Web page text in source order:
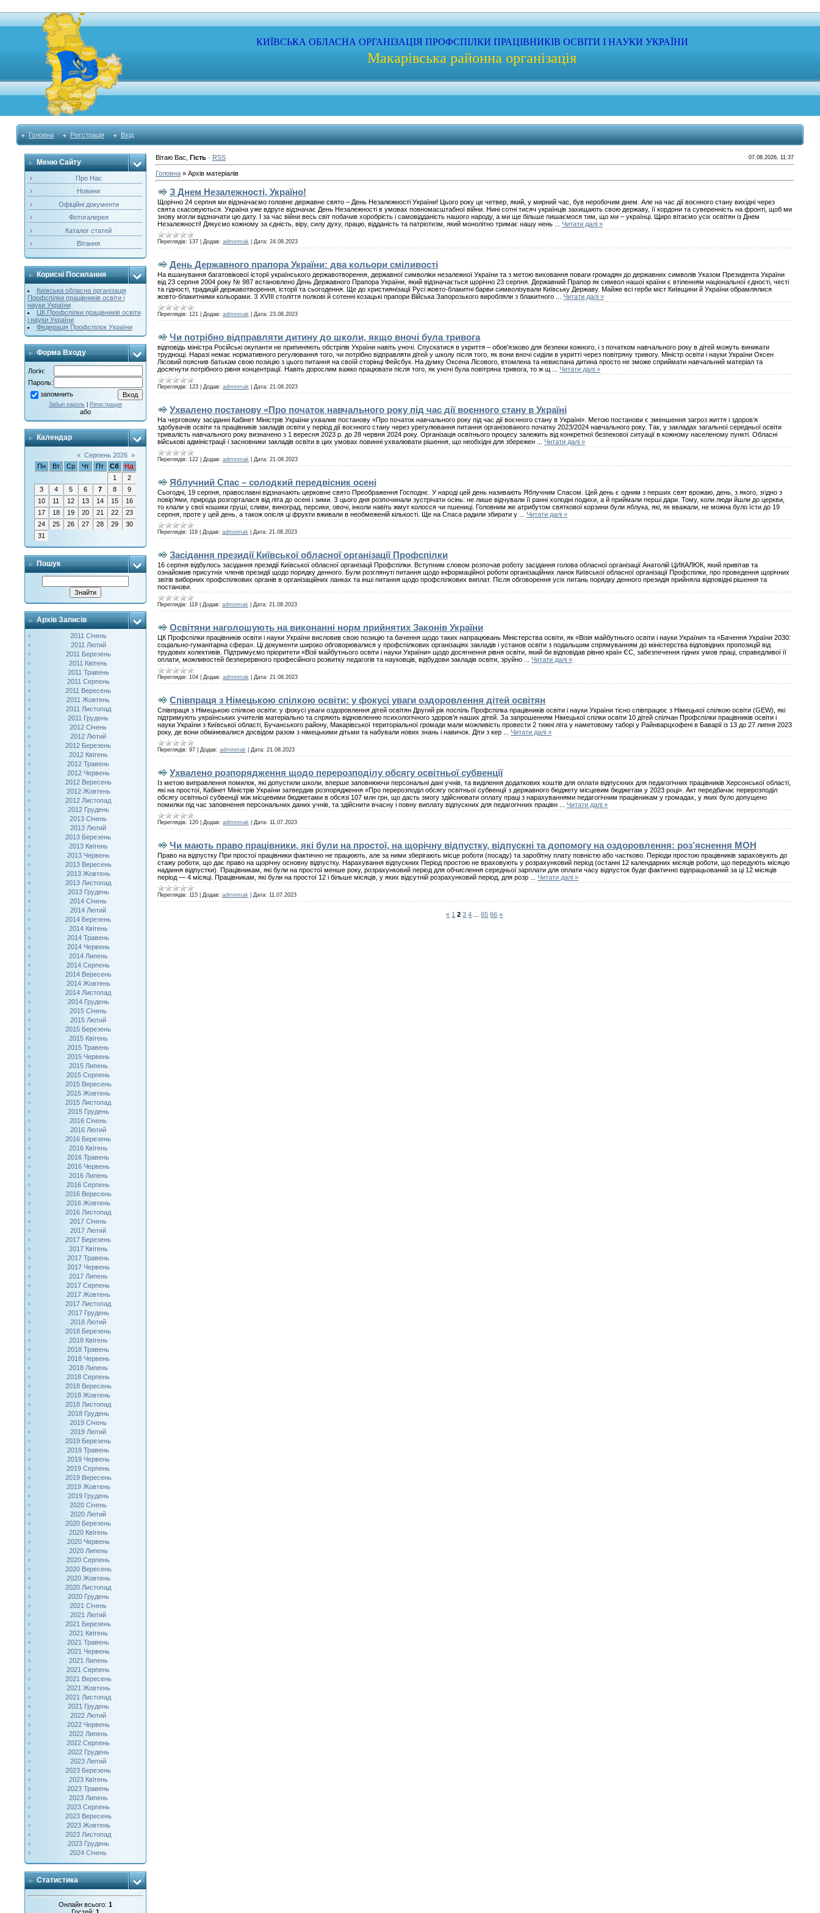
КИЇВСЬКА ОБЛАСНА ОРГАНІЗАЦІЯ ПРОФСПІЛКИ ПРАЦІВНИКІВ ОСВІТИ І НАУКИ УКРАЇНИ
Макарівська районна організація
Головна Реєстрація Вхід
Меню Сайту
Про Нас
Новини
Офіційні документи
Фотогалерея
Каталог статей
Вітання
Корисні Посилання
Київська обласна організація
Профспілки працівників освіти і
науки України
ЦК Профспілки працівників освіти
і науки України
Федерація Профспілок України
Форма Входу
Логін:
Пароль:
запомнить
Забыл пароль| Регистрация
або
Календар
« Серпень 2026 »
Пн
Вт Ср Чт Пт Сб
Нд
1
2
3
4 5 6 7 8
9
10
11 12 13 14 15
16
17
18 19 20 21 22
23
24
25 26 27 28 29
30
31
Пошук
Архів Записів
2011 Січень
2011 Лютий
2011 Березень
2011 Квітень
2011 Травень
2011 Серпень
2011 Вересень
2011 Жовтень
2011 Листопад
2011 Грудень
2012 Січень
2012 Лютий
2012 Березень
2012 Квітень
2012 Травень
2012 Червень
2012 Вересень
2012 Жовтень
2012 Листопад
2012 Грудень
2013 Січень
2013 Лютий
2013 Березень
2013 Квітень
2013 Червень
2013 Вересень
2013 Жовтень
2013 Листопад
2013 Грудень
2014 Січень
2014 Лютий
2014 Березень
2014 Квітень
2014 Травень
2014 Червень
2014 Липень
2014 Серпень
2014 Вересень
2014 Жовтень
2014 Листопад
2014 Грудень
2015 Січень
2015 Лютий
2015 Березень
2015 Квітень
2015 Травень
2015 Червень
2015 Липень
2015 Серпень
2015 Вересень
2015 Жовтень
2015 Листопад
2015 Грудень
2016 Січень
2016 Лютий
2016 Березень
2016 Квітень
2016 Травень
2016 Червень
2016 Липень
2016 Серпень
2016 Вересень
2016 Жовтень
2016 Листопад
2017 Січень
2017 Лютий
2017 Березень
2017 Квітень
2017 Травень
2017 Червень
2017 Липень
2017 Серпень
2017 Жовтень
2017 Листопад
2017 Грудень
2018 Лютий
2018 Березень
2018 Квітень
2018 Травень
2018 Червень
2018 Липень
2018 Серпень
2018 Вересень
2018 Жовтень
2018 Листопад
2018 Грудень
2019 Січень
2019 Лютий
2019 Березень
2019 Травень
2019 Червень
2019 Серпень
2019 Вересень
2019 Жовтень
2019 Грудень
2020 Січень
2020 Лютий
2020 Березень
2020 Квітень
2020 Червень
2020 Липень
2020 Серпень
2020 Вересень
2020 Жовтень
2020 Листопад
2020 Грудень
2021 Січень
2021 Лютий
2021 Березень
2021 Квітень
2021 Травень
2021 Червень
2021 Липень
2021 Серпень
2021 Вересень
2021 Жовтень
2021 Листопад
2021 Грудень
2022 Лютий
2022 Червень
2022 Липень
2022 Серпень
2022 Грудень
2023 Лютий
2023 Березень
2023 Квітень
2023 Травень
2023 Липень
2023 Серпень
2023 Вересень
2023 Жовтень
2023 Листопад
2023 Грудень
2024 Січень
Статистика
Онлайн всього: 1
Вітаю Вас Гість· RSS 07.08.2026, 11:37
Головна» Архів матеріалів
З Днем Незалежності, Україно!
Щорічно 24 серпня ми відзначаємо головне державне свято – День Незалежності України! Цього року це четвер, який, у мирний час, був неробочим днем. Але на час дії воєнного стану вихідні через
свята скасовуються. Україна уже вдруге відзначає День Незалежності в умовах повномасштабної війни. Нині сотні тисяч українців захищають свою державу, її кордони та суверенність на фронті, щоб ми
знову могли відзначати цю дату. І за час війни весь світ побачив хоробрість і самовідданість нашого народу, а ми ще більше пишаємося тим, що ми – українці. Щиро вітаємо усіх освітян із Днем
Незалежності! Дякуємо кожному за єдність, віру, силу духу, працю, відданість та патріотизм, який монолітно тримає нашу нень
Читати далі »
Переглядів: 137 Додав: adminmak Дата: 24.08.2023
День Державного прапора України: два кольори сміливості
На вшанування багатовікової історії українського державотворення, державної символіки незалежної України та з метою виховання поваги громадян до державних символів Указом Президента України
від 23 серпня 2004 року № 987 встановлено День Державного Прапора України, який відзначається щорічно 23 серпня. Державний Прапор як символ нашої країни є втіленням національної єдності, честі
та гідності, традицій державотворення, історії та сьогодення. Ще до християнізації Русі жовто-блакитні барви символізували Київську Державу. Майже всі герби міст Київщини й України обрамлялися
жовто-блакитними кольорами. З XVIII століття полкові й сотенні козацькі прапори Війська Запорозького виробляли з блакитного
Читати далі »
Переглядів: 121 Додав: adminmak Дата: 23.08.2023
Чи потрібно відправляти дитину до школи, якщо вночі була тривога
відповідь міністра Російські окупанти не припиняють обстрілів України навіть уночі. Спускатися в укриття – обов'язково для безпеки кожного, і з початком навчального року в дітей можуть виникати
труднощі. Наразі немає нормативного регулювання того, чи потрібно відправляти дітей у школу після того, як вони вночі сиділи в укритті через повітряну тривогу. Міністр освіти і науки України Оксен
Лісовий пояснив батькам свою позицію з цього питання на своїй сторінці Фейсбук. На думку Оксена Лісового, втомлена та невиспана дитина просто не зможе сприймати навчальний матеріал та
досягнути потрібного рівня концентрації. Навіть дорослим важко працювати після того, як уночі була повітряна тривога, то ж щ
Читати далі »
Переглядів: 123 Додав: adminmak Дата: 21.08.2023
Ухвалено постанову «Про початок навчального року під час дії воєнного стану в Україні
На черговому засіданні Кабінет Міністрів України ухвалив постанову «Про початок навчального року під час дії воєнного стану в Україні». Метою постанови є зменшення загроз життя і здоров’я
здобувачів освіти та працівників закладів освіти у період дії воєнного стану через урегулювання питання організованого початку 2023/2024 навчального року. Так, у закладах загальної середньої освіти
тривалість навчального року визначено з 1 вересня 2023 р. до 28 червня 2024 року. Організація освітнього процесу залежить від конкретної безпекової ситуації в кожному населеному пункті. Обласні
військові адміністрації і засновники закладів освіти в цих умовах повинні ухвалювати рішення, що необхідні для збережен
Читати далі »
Переглядів: 122 Додав: adminmak Дата: 21.08.2023
Яблучний Спас – солодкий передвісник осені
Сьогодні, 19 серпня, православні відзначають церковне свято Преображення Господнє. У народі цей день називають Яблучним Спасом. Цей день є одним з перших свят врожаю, день, з якого, згідно з
повір’ями, природа розгорталася від літа до осені і зими. З цього дня розпочинали зустрічати осінь: не лише відчували її ранні холодні подихи, а й приймали перші дари. Тому, коли люди йшли до церкви,
то клали у свої кошики груші, сливи, виноград, персики, овочі, інколи навіть жмут колосся чи пшениці. Головним же атрибутом святкової корзини були яблука, які, як вважали, не можна було їсти до 19
серпня, проте у цей день, а також опісля ці фрукти вживали в необмеженій кількості. Ще на Спаса радили збирати у
Читати далі »
Переглядів: 119 Додав: adminmak Дата: 21.08.2023
Засідання президії Київської обласної організації Профспілки
16 серпня відбулось засідання президії Київської обласної організації Профспілки. Вступним словом розпочав роботу засідання голова обласної організації Анатолій ЦИКАЛЮК, який привітав та
ознайомив присутніх членів президії щодо порядку денного. Були розглянуті питання щодо інформаційної роботи організаційних ланок Київської обласної організації Профспілки, про проведення щорічних
звітів виборних профспілкових органів в організаційних ланках та інші питання щодо профспілкових виплат. Після обговорення усіх питань порядку денного президія прийняла відповідні рішення та
постанови.
Переглядів: 119 Додав: adminmak Дата: 21.08.2023
Освітяни наголошують на виконанні норм прийнятих Законів України
ЦК Профспілки працівників освіти і науки України висловив свою позицію та бачення щодо таких напрацювань Міністерства освіти, як «Візія майбутнього освіти і науки України» та «Бачення України 2030:
соціально-гуманітарна сфера». Ці документи широко обговорювалися у профспілкових організаціях закладів і установ освіти з подальшим спрямуванням до міністерства відповідних пропозицій від
трудових колективів. Підтримуємо пріоритети «Візії майбутнього освіти і науки України» щодо досягнення рівня освіти, який би відповідав рівню країн ЄС, забезпечення гідних умов праці, справедливої її
оплати, можливостей безперервного професійного розвитку педагогів та науковців, відбудови закладів освіти, зруйно
Читати далі »
Переглядів: 104 Додав: adminmak Дата: 21.08.2023
Співпраця з Німецькою спілкою освіти: у фокусі уваги оздоровлення дітей освітян
Співпраця з Німецькою спілкою освіти: у фокусі уваги оздоровлення дітей освітян Другий рік поспіль Профспілка працівників освіти і науки України тісно співпрацює з Німецької спілкою освіти (GEW), які
підтримують українських учителів матеріально та спряють відновленню психологічного здоров’я наших дітей. За запрошенням Німецької спілки освіти 10 дітей спілчан Профспілки працівників освіти і
науки України з Київської області, Бучанського району, Макарівської територіальної громади мали можливість провести 2 тижні літа у наметовому таборі у Райнварцхофені в Баварії із 13 до 27 липня 2023
року, де вони обмінювалися досвідом разом з німецькими дітьми та набували нових знань і навичок. Діти з кер
Читати далі »
Переглядів: 97 Додав: adminmak Дата: 21.08.2023
Ухвалено розпорядження щодо перерозподілу обсягу освітньої субвенції
Із метою виправлення помилок, які допустили школи, вперше заповнюючи персональні дані учнів, та виділення додаткових коштів для оплати відпускних для педагогічних працівників Херсонської області,
які на простої, Кабінет Міністрів України затвердив розпорядження «Про перерозподіл обсягу освітньої субвенції з державного бюджету місцевим бюджетам у 2023 році». Акт передбачає перерозподіл
обсягу освітньої субвенції між місцевими бюджетами в обсязі 107 млн грн, що дасть змогу здійснювати оплату праці з нарахуваннями педагогічним працівникам у громадах, у яких було допущено
помилки під час заповнення персональних даних учнів, та здійснити вчасну і повну виплату відпускних для педагогічних працівн
Читати далі »
Переглядів: 120 Додав: adminmak Дата: 11.07.2023
Чи мають право працівники, які були на простої, на щорічну відпустку, відпускні та допомогу на оздоровлення: роз’яснення МОН
Право на відпустку При простої працівники фактично не працюють, але за ними зберігають місце роботи (посаду) та заробітну плату повністю або частково. Періоди простою працівників зараховують до
стажу роботи, що дає право на щорічну основну відпустку. Нарахування відпускних Період простою не враховують у розрахунковий період (останні 12 календарних місяців роботи, що передують місяцю
надання відпустки). Працівникам, які були на простої менше року, розрахунковий період для обчислення середньої зарплати для оплати часу відпусток буде фактично відпрацьований за ці 12 місяців
період — 4 місяці. Працівникам, які були на простої 12 і більше місяців, у яких відсутній розрахунковий період, для розр
Читати далі »
Переглядів: 115 Додав: adminmak Дата: 11.07.2023
« 1 2 3 4 65 66 »